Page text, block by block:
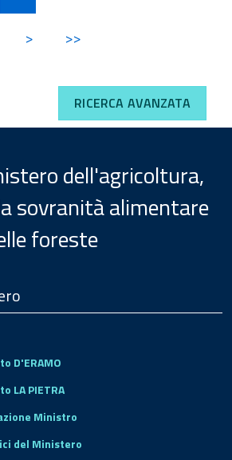
> >>
RICERCA AVANZATA
dell'agricoltura,
sovranità alimentare
foreste
D'ERAMO
LA PIETRA
Ministro
del Ministero